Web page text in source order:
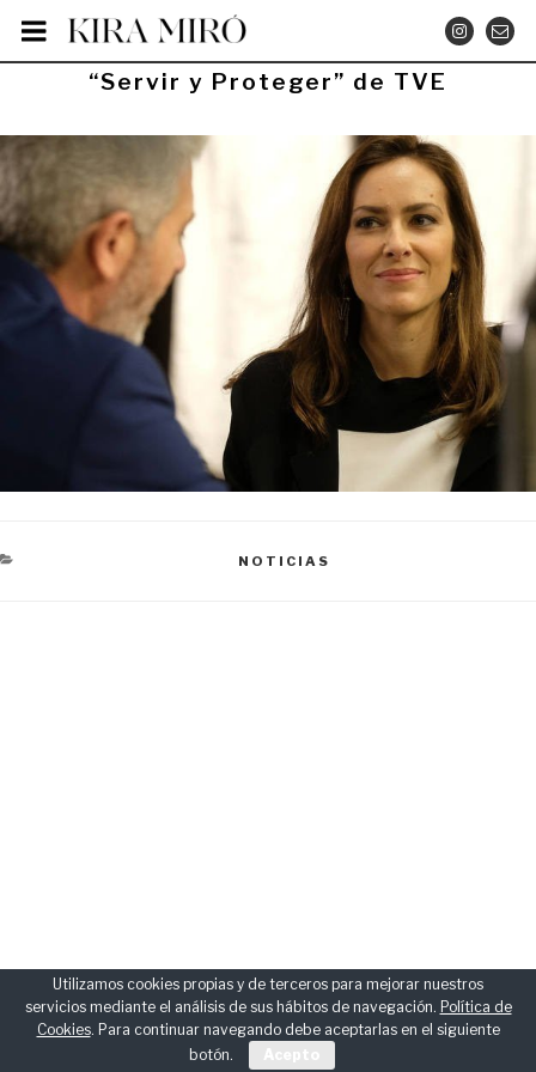
contenido
PUBLICADO
EL
“Servir y Proteger” de TVE
CATEGORÍAS
NOTICIAS
Utilizamos cookies propias y de terceros para mejorar nuestros
servicios mediante el análisis de sus hábitos de navegación. Política de
Cookies. Para continuar navegando debe aceptarlas en el siguiente
botón.